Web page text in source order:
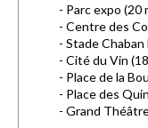
- Parc expo (20
- Centre des
- Stade
- Cité du Vin
- Place de la
- Place des
- Grand